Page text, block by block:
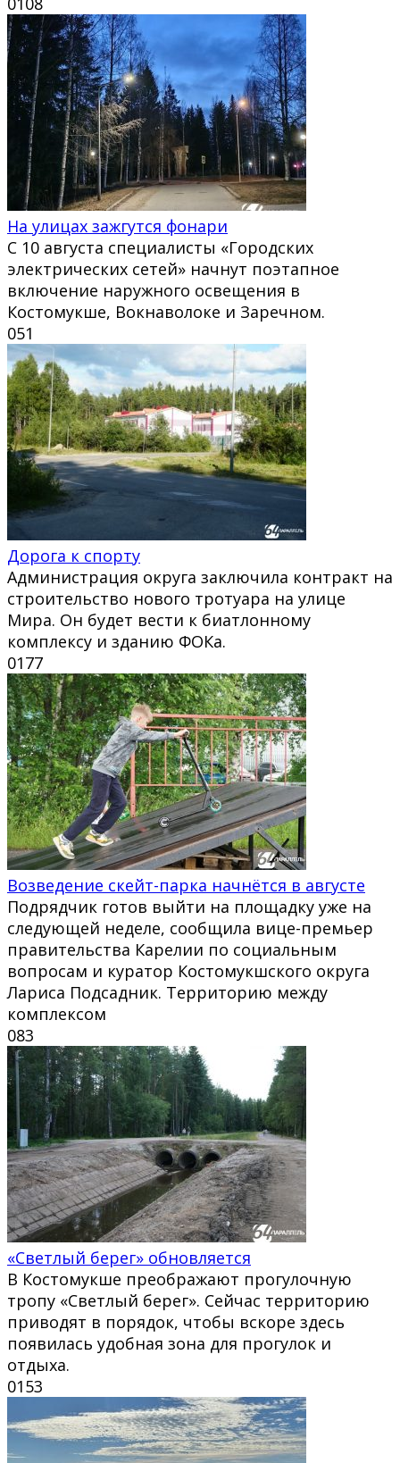
На улицах зажгутся фонари
С 10 августа специалисты «Городских
электрических сетей» начнут поэтапное
включение наружного освещения в
Костомукше, Вокнаволоке и Заречном.
051
Дорога к спорту
Администрация округа заключила контракт на
строительство нового тротуара на улице
Мира. Он будет вести к биатлонному
комплексу и зданию ФОКа.
0177
Возведение скейт-парка начнётся в августе
Подрядчик готов выйти на площадку уже на
следующей неделе, сообщила вице-премьер
правительства Карелии по социальным
вопросам и куратор Костомукшского округа
Лариса Подсадник. Территорию между
комплексом
083
«Светлый берег» обновляется
В Костомукше преображают прогулочную
тропу «Светлый берег». Сейчас территорию
приводят в порядок, чтобы вскоре здесь
появилась удобная зона для прогулок и
отдыха.
0153